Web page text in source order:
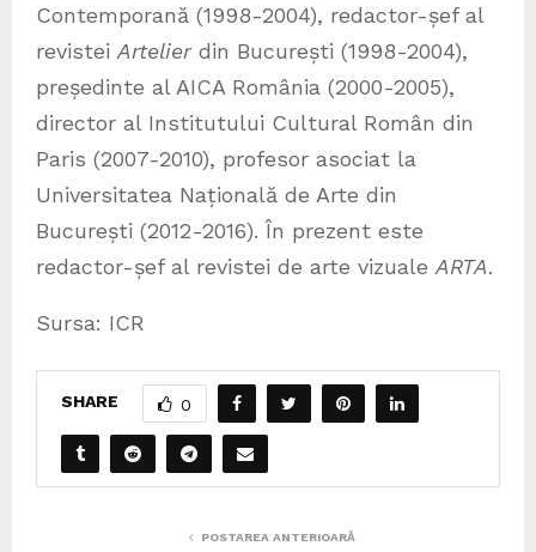
Contemporană (1998-2004), redactor-șef al
revistei Artelierdin București (1998-2004),
președinte al AICA România (2000-2005),
director al Institutului Cultural Român din
Paris (2007-2010), profesor asociat la
Universitatea Națională de Arte din
București (2012-2016). În prezent este
redactor-șef al revistei de arte vizuale ARTA.
Sursa: ICR
SHARE 0
POSTAREA ANTERIOARĂ